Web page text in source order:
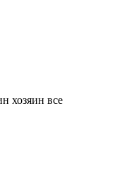
хозяин все